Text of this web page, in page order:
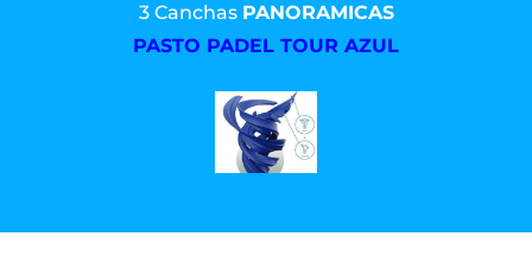
3 Canchas PANORAMICAS
PASTO PADEL TOUR AZUL